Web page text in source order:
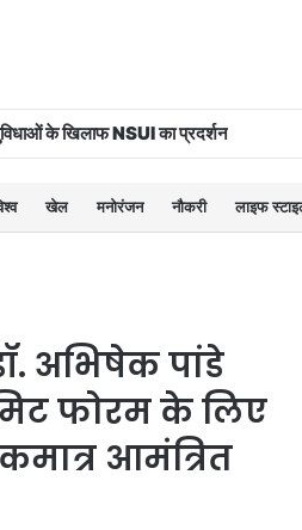
के खिलाफ NSUI का प्रदर्शन
खेल मनोरंजन नौकरी लाइफ
अभिषेक पांडे
फोरम के लिए
आमंत्रित